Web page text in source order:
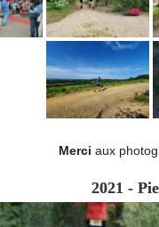
Merci aux
2021 -